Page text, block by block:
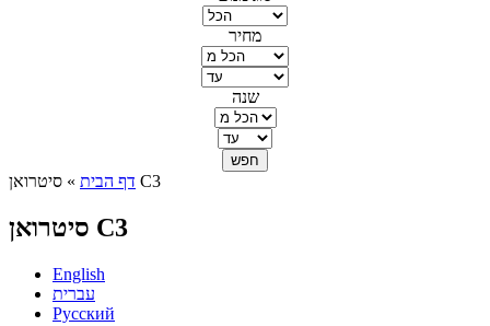
מחיר
שנה
דף הבית » סיטרואן C3
סיטרואן C3
English
עברית
Русский